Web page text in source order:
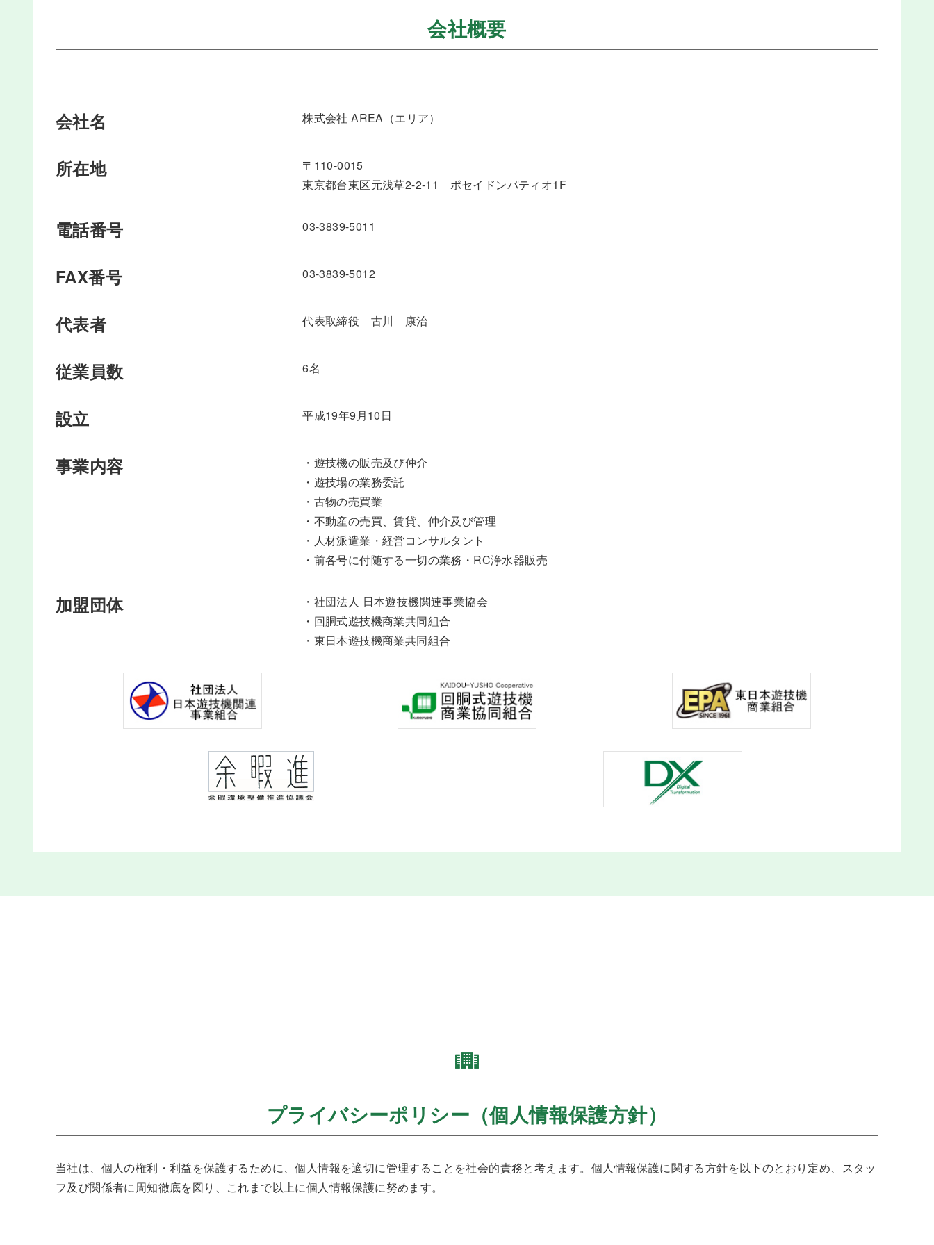
会社概要
会社名 株式会社 AREA（エリア）
所在地
〒110-0015
東京都台東区元浅草2-2-11 ポセイドンパティオ1F
電話番号 03-3839-5011
FAX番号 03-3839-5012
代表者 代表取締役 古川 康治
従業員数 6名
設立 平成19年9月10日
事業内容
・遊技機の販売及び仲介
・遊技場の業務委託
・古物の売買業
・不動産の売買、賃貸、仲介及び管理
・人材派遣業・経営コンサルタント
・前各号に付随する一切の業務・RC浄水器販売
加盟団体
・社団法人 日本遊技機関連事業協会
・回胴式遊技機商業共同組合
・東日本遊技機商業共同組合
プライバシーポリシー（個人情報保護方針）
当社は、個人の権利・利益を保護するために、個人情報を適切に管理することを社会的責務と考えます。個人情報保護に関する方針を以下のとおり定め、スタッ
フ及び関係者に周知徹底を図り、これまで以上に個人情報保護に努めます。